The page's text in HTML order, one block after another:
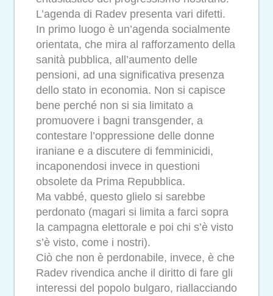
L’agenda di Radev presenta vari difetti.
In primo luogo è un’agenda socialmente
orientata, che mira al rafforzamento della
sanità pubblica, all’aumento delle
pensioni, ad una significativa presenza
dello stato in economia. Non si capisce
bene perché non si sia limitato a
promuovere i bagni transgender, a
contestare l’oppressione delle donne
iraniane e a discutere di femminicidi,
incaponendosi invece in questioni
obsolete da Prima Repubblica.
Ma vabbé, questo glielo si sarebbe
perdonato (magari si limita a farci sopra
la campagna elettorale e poi chi s’è visto
s’è visto, come i nostri).
Ciò che non è perdonabile, invece, è che
Radev rivendica anche il diritto di fare gli
interessi del popolo bulgaro, riallacciando